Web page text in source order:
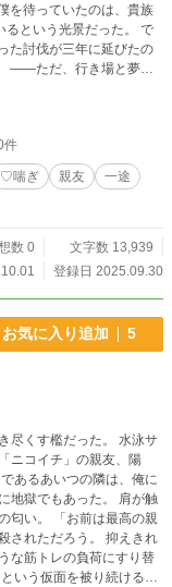
という光景だった。 で
た討伐が三年に延びたの
件
♡喘ぎ 親友
一途
数 0
文字数 13,939
登録日 2025.09.30
お気に入り追加 5
す檻だった。 水泳サ
ニコイチ」の親友、陽
あるあいつの隣は、俺に
でもあった。 肩が触
匂い。 「お前は最高の親
だろう。 抑えきれ
な筋トレの負荷にすり替
いう仮面を被り続ける。